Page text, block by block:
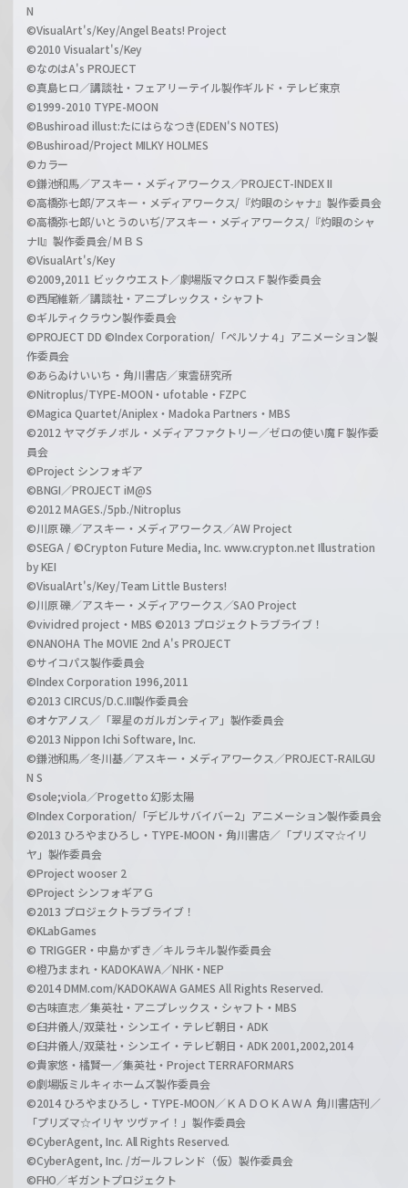
N
©VisualArt's/Key/Angel Beats! Project
©2010 Visualart's/Key
©なのはA's PROJECT
©真島ヒロ／講談社・フェアリーテイル製作ギルド・テレビ東京
©1999-2010 TYPE-MOON
©Bushiroad illust:たにはらなつき(EDEN'S NOTES)
©Bushiroad/Project MILKY HOLMES
©カラー
©鎌池和馬／アスキー・メディアワークス／PROJECT-INDEX II
©高橋弥七郎/アスキー・メディアワークス/『灼眼のシャナ』製作委員会
©高橋弥七郎/いとうのいぢ/アスキー・メディアワークス/『灼眼のシャ
ナII』製作委員会/ＭＢＳ
©VisualArt's/Key
©2009,2011 ビックウエスト／劇場版マクロスＦ製作委員会
©西尾維新／講談社・アニプレックス・シャフト
©ギルティクラウン製作委員会
©PROJECT DD ©Index Corporation/「ペルソナ４」アニメーション製
作委員会
©あらゐけいいち・角川書店／東雲研究所
©Nitroplus/TYPE-MOON・ufotable・FZPC
©Magica Quartet/Aniplex・Madoka Partners・MBS
©2012 ヤマグチノボル・メディアファクトリー／ゼロの使い魔Ｆ製作委
員会
©Project シンフォギア
©BNGI／PROJECT iM@S
©2012 MAGES./5pb./Nitroplus
©川原 礫／アスキー・メディアワークス／AW Project
©SEGA / ©Crypton Future Media, Inc. www.crypton.net Illustration
by KEI
©VisualArt's/Key/Team Little Busters!
©川原 礫／アスキー・メディアワークス／SAO Project
©vividred project・MBS ©2013 プロジェクトラブライブ！
©NANOHA The MOVIE 2nd A's PROJECT
©サイコパス製作委員会
©Index Corporation 1996,2011
©2013 CIRCUS/D.C.III製作委員会
©オケアノス／「翠星のガルガンティア」製作委員会
©2013 Nippon Ichi Software, Inc.
©鎌池和馬／冬川基／アスキー・メディアワークス／PROJECT-RAILGU
N S
©sole;viola／Progetto 幻影太陽
©Index Corporation/「デビルサバイバー2」アニメーション製作委員会
©2013 ひろやまひろし・TYPE-MOON・角川書店／「プリズマ☆イリ
ヤ」製作委員会
©Project wooser 2
©Project シンフォギアＧ
©2013 プロジェクトラブライブ！
©KLabGames
© TRIGGER・中島かずき／キルラキル製作委員会
©橙乃ままれ・KADOKAWA／NHK・NEP
©2014 DMM.com/KADOKAWA GAMES All Rights Reserved.
©古味直志／集英社・アニプレックス・シャフト・MBS
©臼井儀人/双葉社・シンエイ・テレビ朝日・ADK
©臼井儀人/双葉社・シンエイ・テレビ朝日・ADK 2001,2002,2014
©貴家悠・橘賢一／集英社・Project TERRAFORMARS
©劇場版ミルキィホームズ製作委員会
©2014 ひろやまひろし・TYPE-MOON／ＫＡＤＯＫＡＷＡ 角川書店刊／
「プリズマ☆イリヤ ツヴァイ！」製作委員会
©CyberAgent, Inc. All Rights Reserved.
©CyberAgent, Inc. /ガールフレンド（仮）製作委員会
©FHO／ギガントプロジェクト